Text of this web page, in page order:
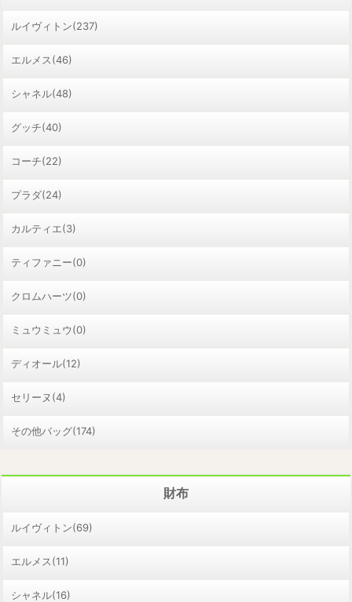
ルイヴィトン(237)
エルメス(46)
シャネル(48)
グッチ(40)
コーチ(22)
プラダ(24)
カルティエ(3)
ティファニー(0)
クロムハーツ(0)
ミュウミュウ(0)
ディオール(12)
セリーヌ(4)
その他バッグ(174)
財布
ルイヴィトン(69)
エルメス(11)
シャネル(16)